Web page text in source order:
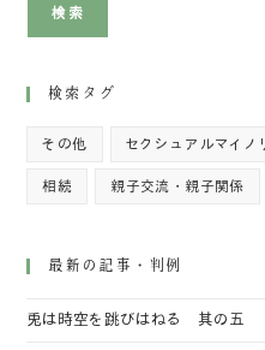
検索
検索タグ
その他 セクシュアルマイノ
相続 親子交流・親子関係
最新の記事・判例
兎は時空を跳びはねる 其の五